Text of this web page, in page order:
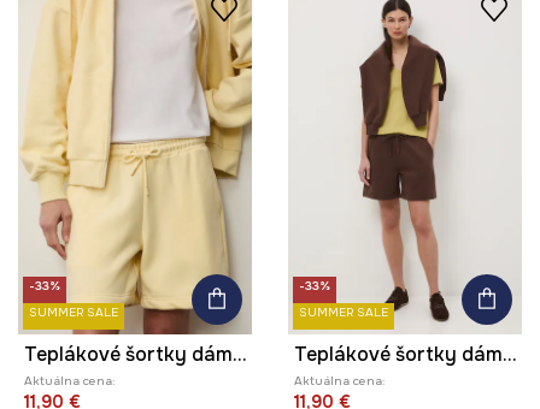
-33%
SUMMER SALE
Teplákové šortky dámske
Aktuálna cena:
11,90 €
-33%
SUMMER SALE
Teplákové šortky dámske
Aktuálna cena:
11,90 €